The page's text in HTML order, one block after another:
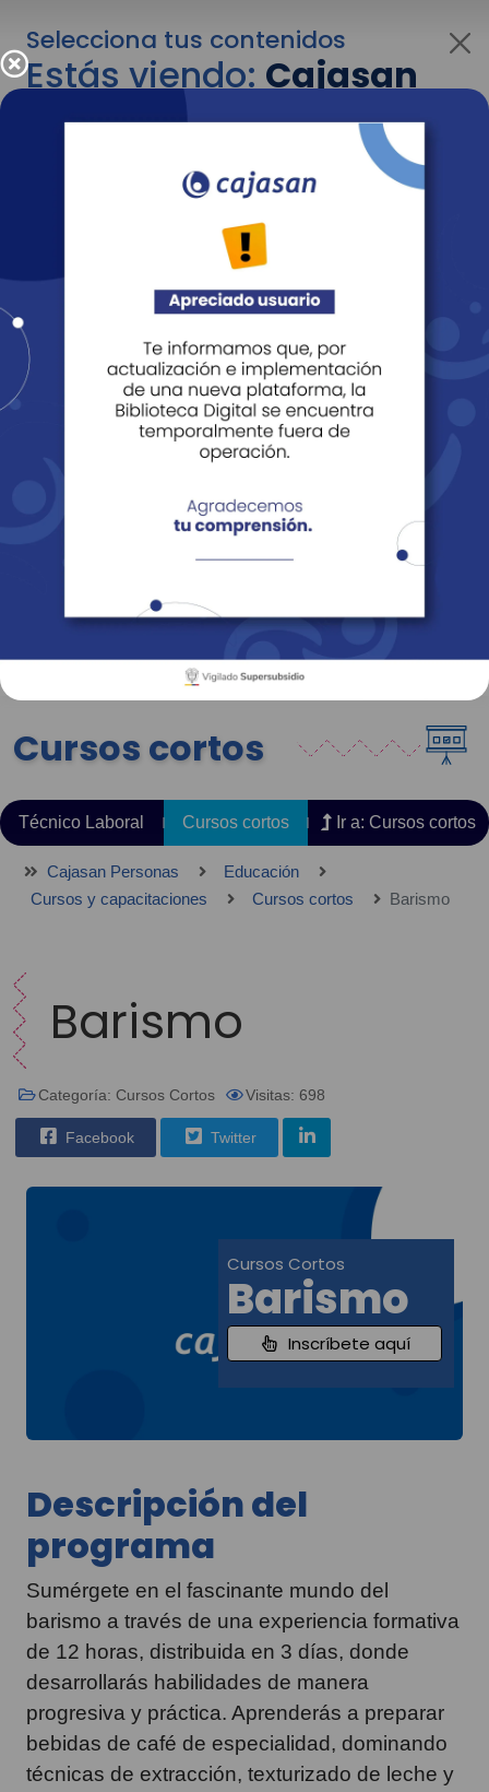
Selecciona tus contenidos
Estás viendo:Cajasan
para personas
Para cambiar al contenido de tu interés más
adelante recuerda utilizar el menú
Entendido
Revista Fácil Vivir
Sedes Directorio Servicios En Línea
Cursos cortos
Técnico Laboral Cursos cortos Ir a: Cursos cortos
Cajasan Personas
Educación
Cursos y capacitaciones
Cursos cortos Barismo
Barismo
Categoría: Cursos Cortos Visitas: 698
Facebook Twitter
Cursos Cortos
Barismo
Inscríbete aquí
Descripción del
programa
Sumérgete en el fascinante mundo del
barismo a través de una experiencia formativa
de 12 horas, distribuida en 3 días, donde
desarrollarás habilidades de manera
progresiva y práctica. Aprenderás a preparar
bebidas de café de especialidad, dominando
técnicas de extracción, texturizado de leche y